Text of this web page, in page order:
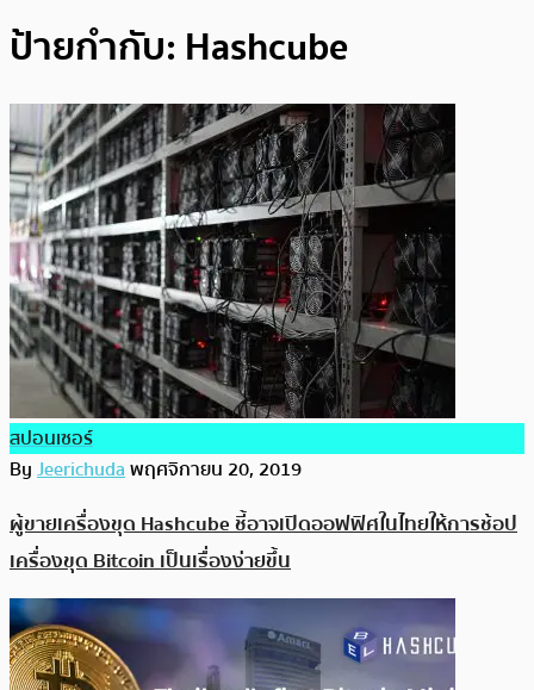
ป้ายกำกับ: Hashcube
สปอนเซอร์
ByJeerichudaพฤศจิกายน 20, 2019
ผู้ขายเครื่องขุด Hashcube ชี้อาจเปิดออฟฟิศในไทยให้การช้อป
เครื่องขุด Bitcoin เป็นเรื่องง่ายขึ้น